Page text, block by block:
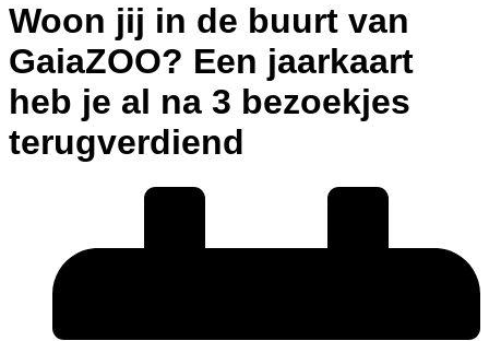
Woon jij in de buurt van
GaiaZOO? Een jaarkaart
heb je al na 3 bezoekjes
terugverdiend